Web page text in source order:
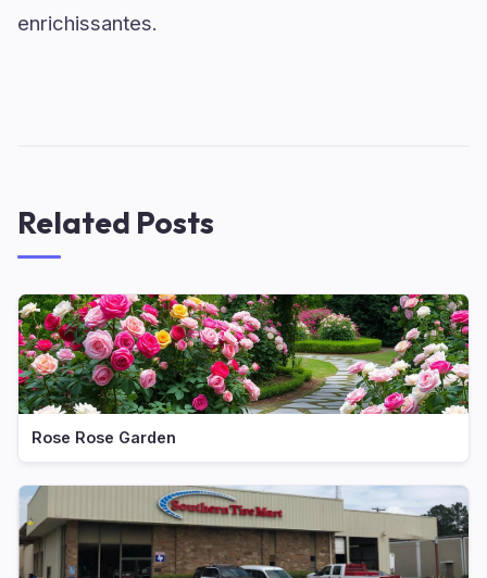
enrichissantes.
Related Posts
Rose Rose Garden